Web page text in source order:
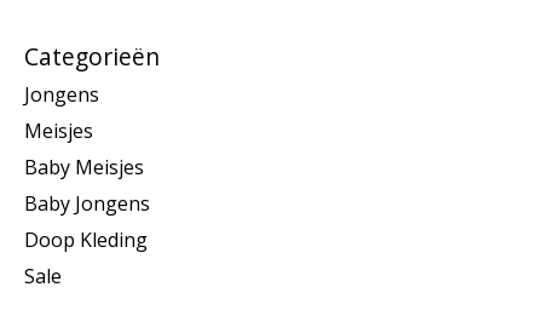
Categorieën
Jongens
Meisjes
Baby Meisjes
Baby Jongens
Doop Kleding
Sale